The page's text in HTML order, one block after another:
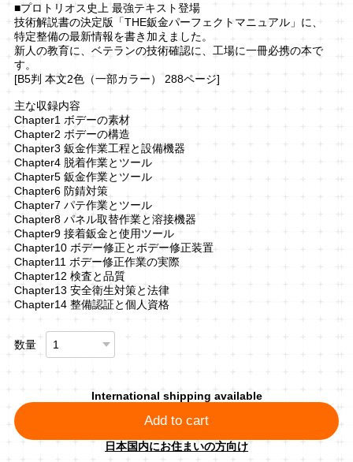
■プロトリオス史上 最強テキスト登場
技術解説書の決定版「THE鈑金パーフェクトマニュアル」に、
特定整備の最新情報を書き加えました。
新人の教育に、ベテランの技術確認に、工場に一冊必携の本で
す。
[B5判 本文2色（一部カラー） 288ページ]
主な収録内容
Chapter1 ボデーの素材
Chapter2 ボデーの構造
Chapter3 鈑金作業工程と設備機器
Chapter4 脱着作業とツール
Chapter5 鈑金作業とツール
Chapter6 防錆対策
Chapter7 パテ作業とツール
Chapter8 パネル取替作業と溶接機器
Chapter9 接着鈑金と使用ツール
Chapter10 ボデー修正とボデー修正装置
Chapter11 ボデー修正作業の実際
Chapter12 検査と品質
Chapter13 安全衛生対策と法律
Chapter14 整備認証と個人資格
数量
International shipping available
Add to cart
日本国内にお住まいの方向け